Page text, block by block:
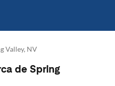
Valley, NV
de Spring